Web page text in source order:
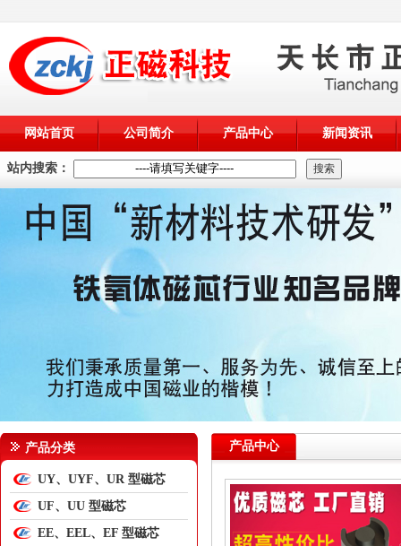
网站首页 公司简介 产品中心 新闻资讯
站内搜索：
产品分类
UY、UYF、UR 型磁芯
UF、UU 型磁芯
EE、EEL、EF 型磁芯
产品中心